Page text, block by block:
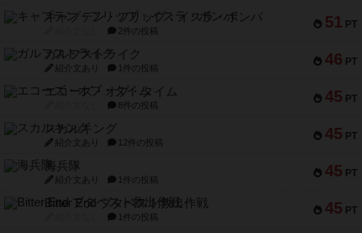
51 PT
キャプテン・フリップ：イスラ・ボンバ
2件の投稿
46 PT
ガルフストライク
紹介文あり 1件の投稿
45 PT
エコーズ・オブ・タイム
8件の投稿
45 PT
スカルキング
紹介文あり 12件の投稿
45 PT
海兵隊
紹介文あり 1件の投稿
45 PT
Bitter End ブタペスト救出作戦
1件の投稿